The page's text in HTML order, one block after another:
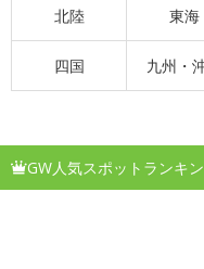
北陸 東海
四国 九州・
GW人気スポットランキ